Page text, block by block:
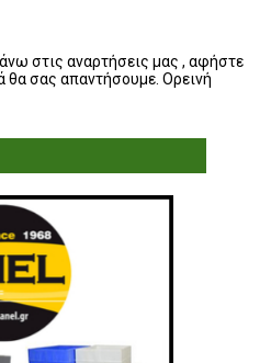
στις αναρτήσεις μας , αφήστε
θα σας απαντήσουμε. Ορεινή